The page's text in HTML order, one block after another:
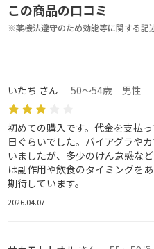
この商品の口コミ
※薬機法遵守のため効能等に関する記
いたち さん 50～54歳 男性
初めての購入です。代金を支払
日ぐらいでした。バイアグラや
いましたが、多少のけん怠感な
は副作用や飲食のタイミングを
期待しています。
2026.04.07